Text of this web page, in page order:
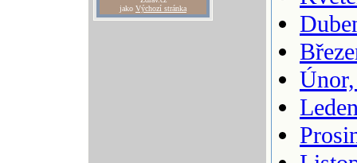
jako Výchozí stránka